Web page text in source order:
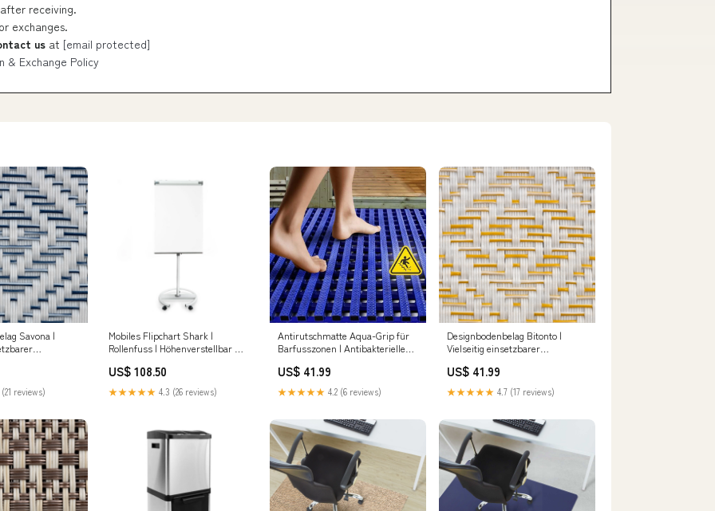
receiving.
exchanges.
us at [email protected]
& Exchange Policy
Savona |
180 cm
(21 reviews)
Mobiles Flipchart Shark |
Rollenfuss | Höhenverstellbar Alu
US$ 108.50
★★★★★ 4.3 (26 reviews)
Antirutschmatte Aqua-Grip für
Barfusszonen | Antibakterielle
auswählen:60 cm
US$ 41.99
★★★★★ 4.2 (6 reviews)
Designbodenbelag Bitonto |
Vielseitig einsetzbarer
subcategory##Robuste
Abdeckplanen & Befestigungen
US$ 41.99
★★★★★ 4.7 (17 reviews)